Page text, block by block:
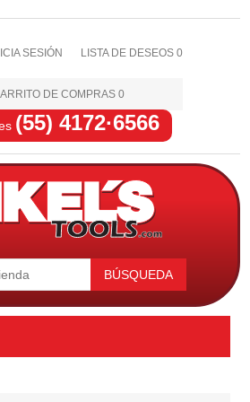
SESIÓN LISTA DE DESEOS 0
DE COMPRAS 0
(55) 4172·6566
BÚSQUEDA